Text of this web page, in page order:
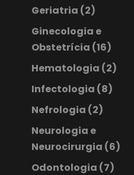
Geriatria (2)
Ginecologia e
Obstetrícia (16)
Hematologia (2)
Infectologia (8)
Nefrologia (2)
Neurologia e
Neurocirurgia (6)
Odontologia (7)